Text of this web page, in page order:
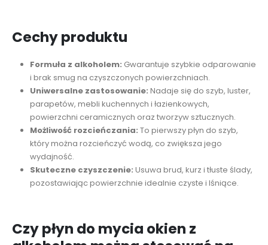
Cechy produktu
Formuła z alkoholem: Gwarantuje szybkie odparowanie
i brak smug na czyszczonych powierzchniach.
Uniwersalne zastosowanie: Nadaje się do szyb, luster,
parapetów, mebli kuchennych i łazienkowych,
powierzchni ceramicznych oraz tworzyw sztucznych.
Możliwość rozcieńczania: To pierwszy płyn do szyb,
który można rozcieńczyć wodą, co zwiększa jego
wydajność.
Skuteczne czyszczenie: Usuwa brud, kurz i tłuste ślady,
pozostawiając powierzchnie idealnie czyste i lśniące.
Czy płyn do mycia okien z